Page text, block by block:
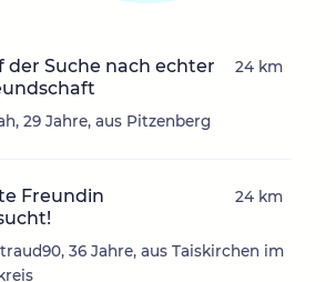
der Suche nach echter
29 Jahre, aus Pitzenberg
24 km
Freundin
36 Jahre, aus Taiskirchen im
24 km